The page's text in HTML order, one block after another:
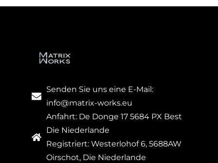
Senden Sie uns eine E-Mail:
info@matrix-works.eu
Anfahrt: De Donge 17 5684 PX Best
Die Niederlande
Registriert: Westerlohof 6, 5688AW
Oirschot, Die Niederlande